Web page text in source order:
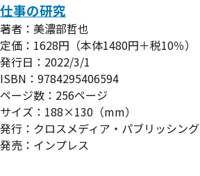
仕事の研究
著者：美濃部哲也
定価：1628円（本体1480円＋税10％）
発行日：2022/3/1
ISBN：9784295406594
ページ数：256ページ
サイズ：188×130（mm）
発行：クロスメディア・パブリッシング
発売：インプレス